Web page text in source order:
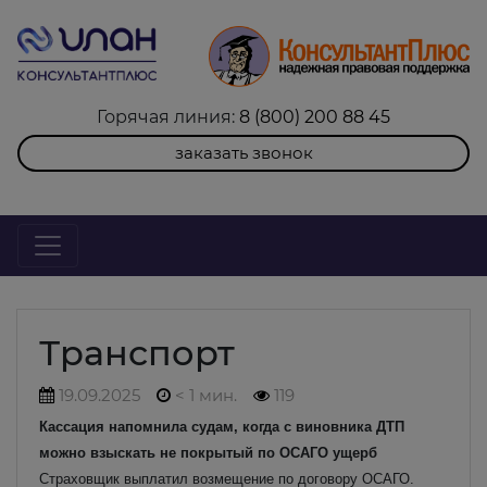
Горячая линия: 8 (800) 200 88 45
заказать звонок
Транспорт
19.09.2025 < 1 мин. 119
Кассация напомнила судам, когда с виновника ДТП
можно взыскать не покрытый по ОСАГО ущерб
Страховщик выплатил возмещение по договору ОСАГО.